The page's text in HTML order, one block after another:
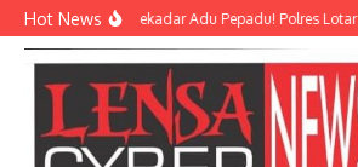
Lewati ke konten
Hot NewsBukan Sekadar Adu Pepadu! Polres